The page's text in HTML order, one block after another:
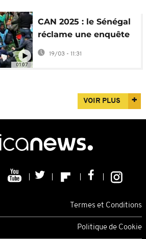
01:07
CAN 2025 : le Sénégal
réclame une enquête
pour "corruption"
contre la CAF
19/03 - 11:31
VOIR PLUS
Termes et Conditions
Politique de Cookie